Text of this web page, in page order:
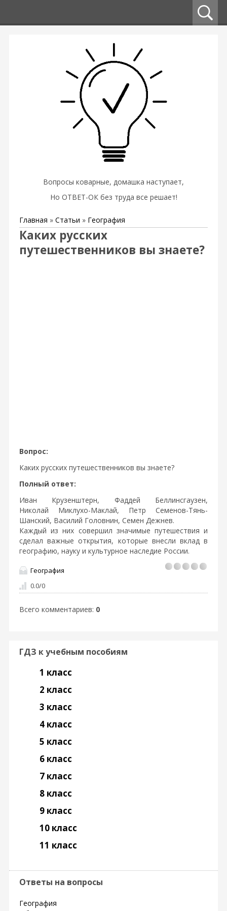
Вопросы коварные, домашка наступает,
Но ОТВЕТ-ОК без труда все решает!
Главная » Статьи » География
Каких русских
путешественников вы знаете?
Вопрос:
Каких русских путешественников вы знаете?
Полный ответ:
Иван Крузенштерн, Фаддей Беллинсгаузен,
Николай Миклухо-Маклай, Петр Семенов-Тянь-
Шанский, Василий Головнин, Семен Дежнев.
Каждый из них совершил значимые путешествия и
сделал важные открытия, которые внесли вклад в
географию, науку и культурное наследие России.
География
0.0/0
Всего комментариев: 0
ГДЗ к учебным пособиям
1 класс
2 класс
3 класс
4 класс
5 класс
6 класс
7 класс
8 класс
9 класс
10 класс
11 класс
Ответы на вопросы
География